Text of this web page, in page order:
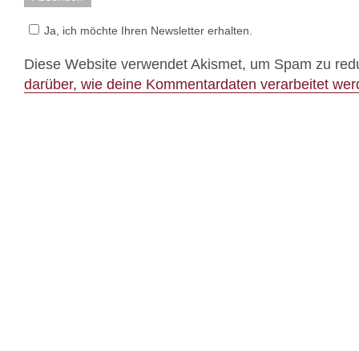
Ja, ich möchte Ihren Newsletter erhalten.
Diese Website verwendet Akismet, um Spam zu
darüber, wie deine Kommentardaten verarbeitet